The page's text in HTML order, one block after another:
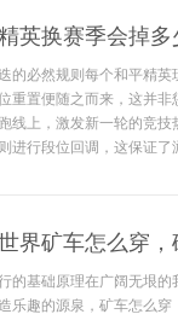
英换赛季会掉
的必然规则每个和平精
重置便随之而来，这并
线上，激发新一轮的竞
进行段位回调，这保证
界矿车怎么穿
的基础原理在广阔无垠
乐趣的源泉，矿车怎么